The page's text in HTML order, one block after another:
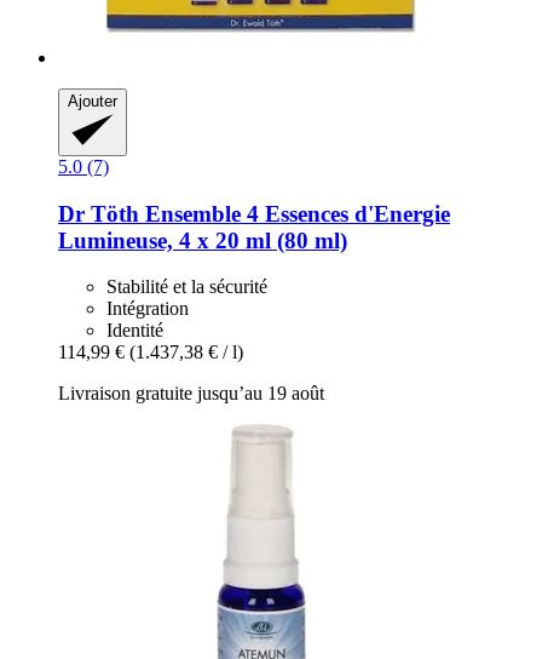
Ajouter
5.0 (7)
Dr Töth Ensemble 4 Essences d'Energie
Lumineuse, 4 x 20 ml (80 ml)
Stabilité et la sécurité
Intégration
Identité
114,99 € (1.437,38 € / l)
Livraison gratuite jusqu’au 19 août